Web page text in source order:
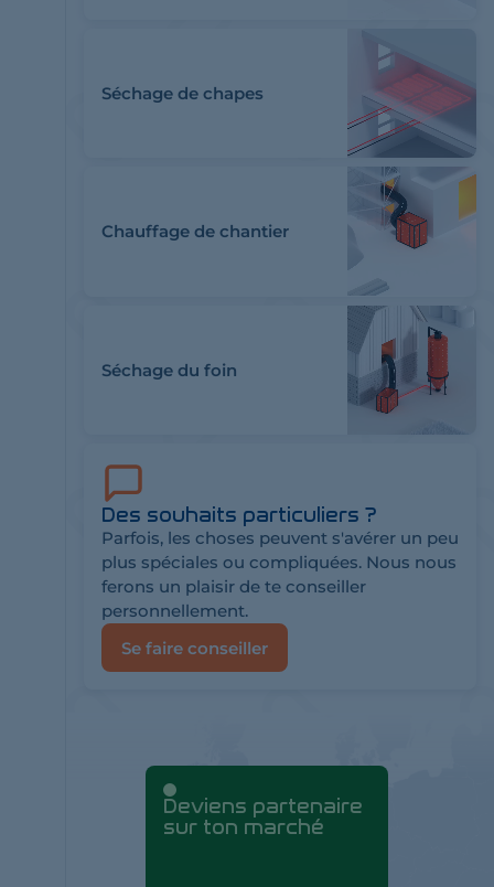
Séchage de chapes
Chauffage de chantier
Séchage du foin
Des souhaits particuliers ?
Parfois, les choses peuvent s'avérer un peu
plus spéciales ou compliquées. Nous nous
ferons un plaisir de te conseiller
personnellement.
Se faire conseiller
Deviens partenaire
sur ton marché